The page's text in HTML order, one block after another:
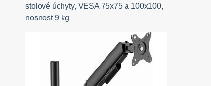
stolové úchyty, VESA 75x75 a 100x100,
nosnost 9 kg